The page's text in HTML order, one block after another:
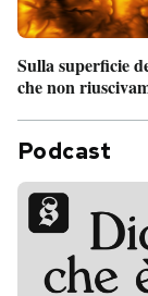
Sulla superficie
che non
Podcast